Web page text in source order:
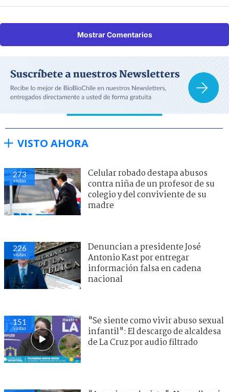
Mostrar Comentarios
VISTO AHORA
273
visitas
Celular robado destapa abusos
contra niña de un profesor de su
colegio y del conviviente de su
madre
226
visitas
Denuncian a presidente José
Antonio Kast por entregar
información falsa en cadena
nacional
151
visitas
"Se siente como vivir abuso sexual
infantil": El descargo de alcaldesa
de La Cruz por audio filtrado